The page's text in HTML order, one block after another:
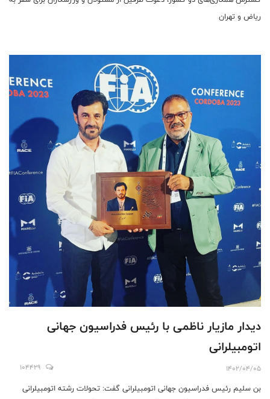
ریاض و تهران
دیدار مازیار ناظمی با رئیس فدراسیون جهانی
اتومبیلرانی
1402/04/05
104429
بن سلیم رئیس فدراسیون جهانی اتومبیلرانی گفت: تحولات رشته اتومبیلرانی